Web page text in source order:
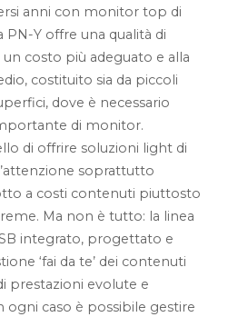
anni con monitor top di
Y offre una qualità di
un costo più adeguato e alla
costituito sia da piccoli
dove è necessario
di monitor.
di offrire soluzioni light di
soprattutto
a costi contenuti piuttosto
Ma non è tutto: la linea
integrato, progettato e
‘fai da te’ dei contenuti
prestazioni evolute e
ogni caso è possibile gestire